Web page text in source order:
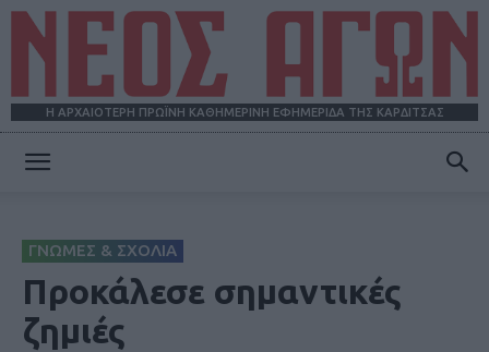
Η ΑΡΧΑΙΟΤΕΡΗ ΠΡΩΪΝΗ ΚΑΘΗΜΕΡΙΝΗ ΕΦΗΜΕΡΙΔΑ ΤΗΣ ΚΑΡΔΙΤΣΑΣ
ΓΝΩΜΕΣ & ΣΧΟΛΙΑ
Προκάλεσε σημαντικές
ζημιές